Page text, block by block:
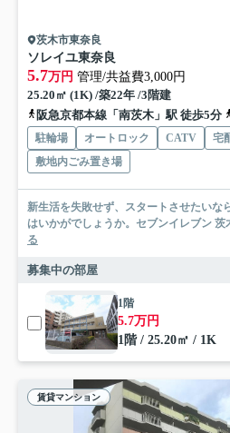
茨木市東奈良
ソレイユ東奈良
5.7万円 管理/共益費3,000円
25.20㎡ (1K) /築22年 /3階建
阪急京都本線「南茨木」駅 徒歩5分
駐輪場 オートロック CATV 宅
敷地内ごみ置き場
新生活を失敗せず、スタートさせたいな
はいかがでしょうか。セブンイレブン 茨
る
募集中の部屋
1階
5.7万円
1階 / 25.20㎡ / 1K
賃貸マンション